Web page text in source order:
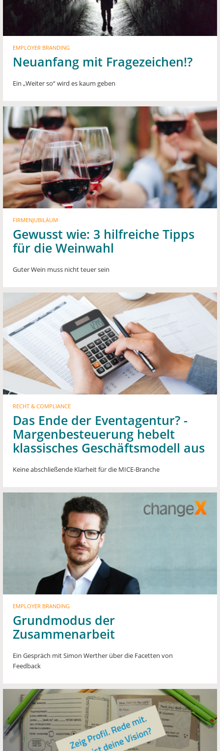
EMPLOYER BRANDING
Neuanfang mit Fragezeichen!?
Ein „Weiter so“ wird es kaum geben
FIRMENJUBILÄUM
Gewusst wie: 3 hilfreiche Tipps
für die Weinwahl
Guter Wein muss nicht teuer sein
RECHT & COMPLIANCE
Das Ende der Eventagentur? -
Margenbesteuerung hebelt
klassisches Geschäftsmodell aus
Keine abschließende Klarheit für die MICE-Branche
EMPLOYER BRANDING
Grundmodus der
Zusammenarbeit
Ein Gespräch mit Simon Werther über die Facetten von
Feedback